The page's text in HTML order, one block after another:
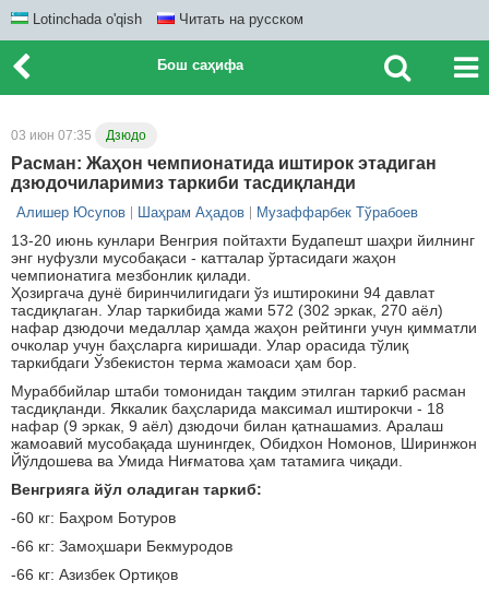
Lotinchada o'qish Читать на русском
Бош саҳифа
03 июн 07:35 Дзюдо
Расман: Жаҳон чемпионатида иштирок этадиган
дзюдочиларимиз таркиби тасдиқланди
Алишер Юсупов Шаҳрам Аҳадов Музаффарбек Тўрабоев
13-20 июнь кунлари Венгрия пойтахти Будапешт шаҳри йилнинг
энг нуфузли мусобақаси - катталар ўртасидаги жаҳон
чемпионатига мезбонлик қилади.
Ҳозиргача дунё биринчилигидаги ўз иштирокини 94 давлат
тасдиқлаган. Улар таркибида жами 572 (302 эркак, 270 аёл)
нафар дзюдочи медаллар ҳамда жаҳон рейтинги учун қимматли
очколар учун баҳсларга киришади. Улар орасида тўлиқ
таркибдаги Ўзбекистон терма жамоаси ҳам бор.
Мураббийлар штаби томонидан тақдим этилган таркиб расман
тасдиқланди. Яккалик баҳсларида максимал иштирокчи - 18
нафар (9 эркак, 9 аёл) дзюдочи билан қатнашамиз. Аралаш
жамоавий мусобақада шунингдек, Обидхон Номонов, Ширинжон
Йўлдошева ва Умида Ниғматова ҳам татамига чиқади.
Венгрияга йўл оладиган таркиб:
-60 кг: Баҳром Ботуров
-66 кг: Замоҳшари Бекмуродов
-66 кг: Азизбек Ортиқов